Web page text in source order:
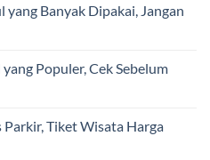
Banyak Dipakai, Jangan
Populer, Cek Sebelum
Parkir, Tiket Wisata Harga